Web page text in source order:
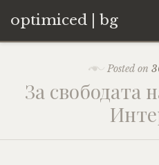
optimiced | bg
content
Хостинг
About
Posted on
За свободата